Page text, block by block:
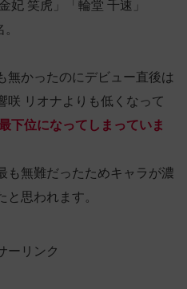
妃 笑虎」「輪堂 千速」
無かったのにデビュー直後は
咲 リオナよりも低くなって
下位になってしまっていま
も無難だったためキャラが濃
思われます。
ーリンク